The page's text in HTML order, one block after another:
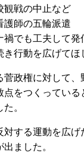
観戦の中止など
護師の五輪派遣
でも工夫して
行動を広げてほ
政権に対して
をつくってい
。
する運動を広
ました。